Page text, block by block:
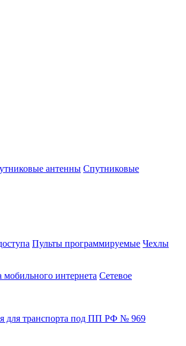
антенны Спутниковые
Пульты программируемые Чехлы
мобильного интернета Сетевое
для транспорта под ПП РФ № 969